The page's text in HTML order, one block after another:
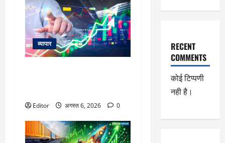
व्यापार
Editor अगस्त 6, 2026 0
RECENT
COMMENTS
कोई टिप्पणी
नही है।